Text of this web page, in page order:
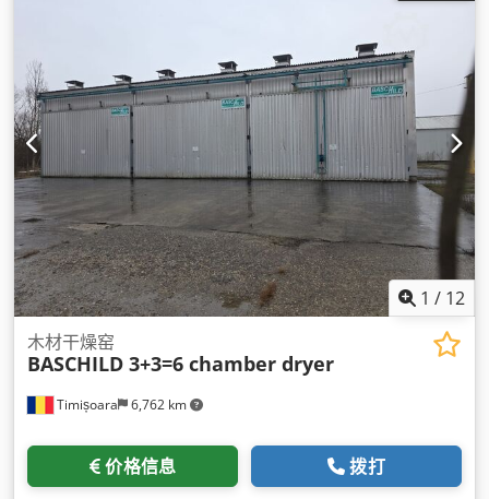
1 / 12
Timișoara 6,762 km
木材干燥窑
BASCHILD 3+3=6 chamber dryer
价格信息 拨打